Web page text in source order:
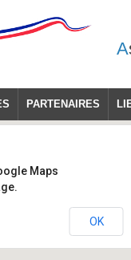
A
PARTENAIRES
Maps
OK